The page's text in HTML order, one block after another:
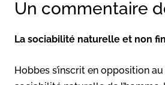
Un commentaire
La sociabilité naturelle et non
Hobbes s’inscrit en opposition